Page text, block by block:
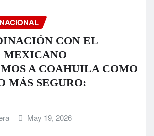
NACIONAL
CON EL
MEXICANO
A COAHUILA COMO
MÁS SEGURO:
May 19, 2026